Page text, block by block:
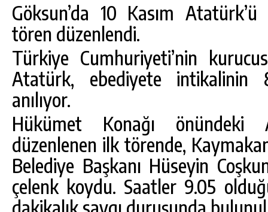
Göksun’da 10 Kasım
tören düzenlendi.
Türkiye Cumhuriyeti’nin
Atatürk, ebediyete intikalinin
anılıyor.
Hükümet Konağı önündeki
düzenlenen ilk törende,
Belediye Başkanı Hüseyin
çelenk koydu. Saatler 9.05
GÖKSUN HAFIZLIK KIZ KUR’AN KURSU
ÖĞRENCILERINE DARENDE GEZISI.